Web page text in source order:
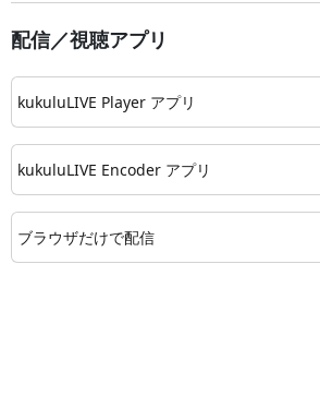
配信／視聴アプリ
kukuluLIVE Player アプリ
kukuluLIVE Encoder アプリ
ブラウザだけで配信